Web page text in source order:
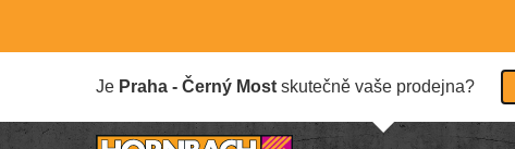
Je Praha - Černý Most skutečně vaše prodejna?